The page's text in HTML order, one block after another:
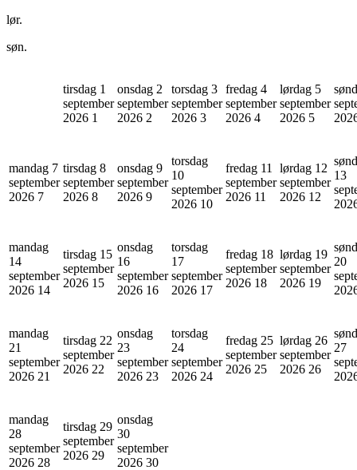
lør.
søn.
tirsdag 1
september
2026 1
onsdag 2
september
2026 2
torsdag 3
september
2026 3
fredag 4
september
2026 4
lørdag 5
september
2026 5
mandag 7
september
2026 7
tirsdag 8
september
2026 8
onsdag 9
september
2026 9
torsdag
10
september
2026 10
fredag 11
september
2026 11
lørdag 12
september
2026 12
13
mandag
14
september
2026 14
tirsdag 15
september
2026 15
onsdag
16
september
2026 16
torsdag
17
september
2026 17
fredag 18
september
2026 18
lørdag 19
september
2026 19
20
mandag
21
september
2026 21
tirsdag 22
september
2026 22
onsdag
23
september
2026 23
torsdag
24
september
2026 24
fredag 25
september
2026 25
lørdag 26
september
2026 26
27
mandag
28
september
2026 28
tirsdag 29
september
2026 29
onsdag
30
september
2026 30